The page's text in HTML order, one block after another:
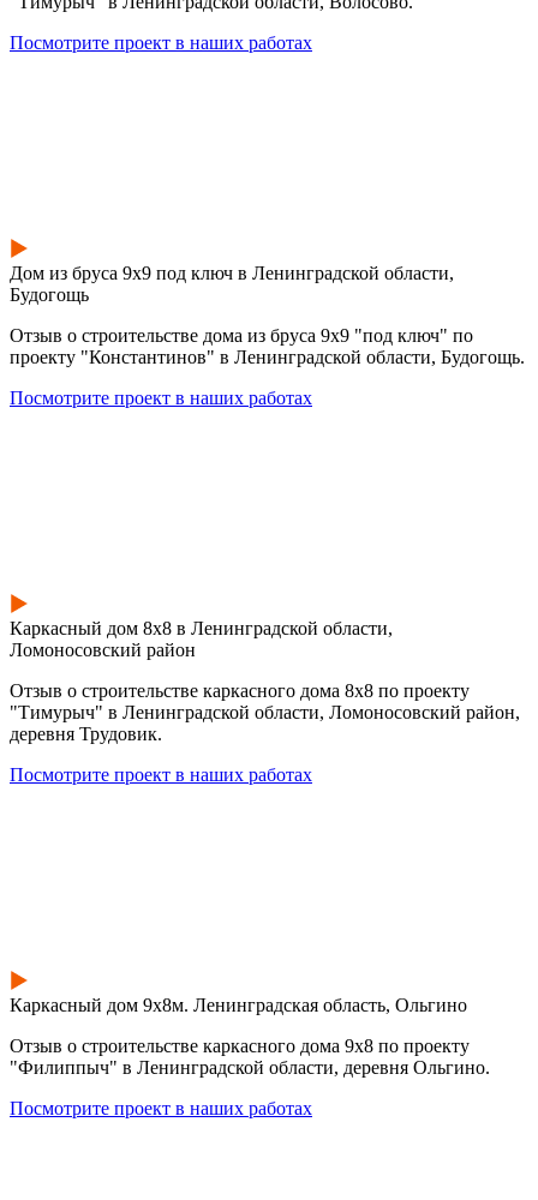
Посмотрите проект в наших работах
Дом из бруса 9х9 под ключ в Ленинградской области,
Будогощь
Отзыв о строительстве дома из бруса 9х9 "под ключ" по
проекту "Константинов" в Ленинградской области, Будогощь.
Посмотрите проект в наших работах
Каркасный дом 8х8 в Ленинградской области,
Ломоносовский район
Отзыв о строительстве каркасного дома 8х8 по проекту
"Тимурыч" в Ленинградской области, Ломоносовский район,
деревня Трудовик.
Посмотрите проект в наших работах
Каркасный дом 9х8м. Ленинградская область, Ольгино
Отзыв о строительстве каркасного дома 9х8 по проекту
"Филиппыч" в Ленинградской области, деревня Ольгино.
Посмотрите проект в наших работах